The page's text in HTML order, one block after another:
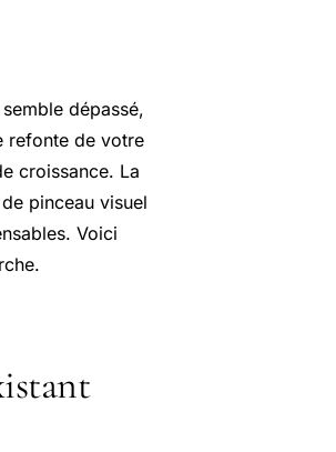
dépassé,
refonte de votre
croissance. La
pinceau visuel
Voici